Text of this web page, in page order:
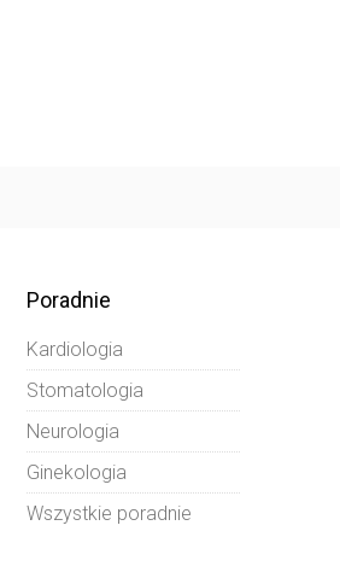
Poradnie
Kardiologia
Stomatologia
Neurologia
Ginekologia
Wszystkie poradnie